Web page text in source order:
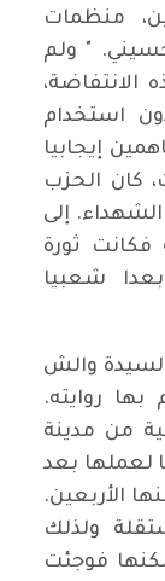
منظمات
" ولم
الانتفاضة،
استخدام
إيجابيا
كان الحزب
إلى
فكانت ثورة
شعبيا
والش
روايته.
من مدينة
لعملها بعد
الأربعين.
ولذلك
فوجئت